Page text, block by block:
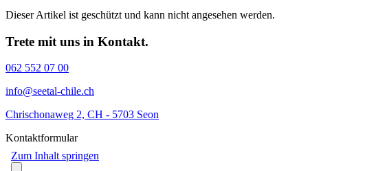
Dieser Artikel ist geschützt und kann nicht angesehen werden.
Trete mit uns in Kontakt.
062 552 07 00
info@seetal-chile.ch
Chrischonaweg 2, CH - 5703 Seon
Kontaktformular